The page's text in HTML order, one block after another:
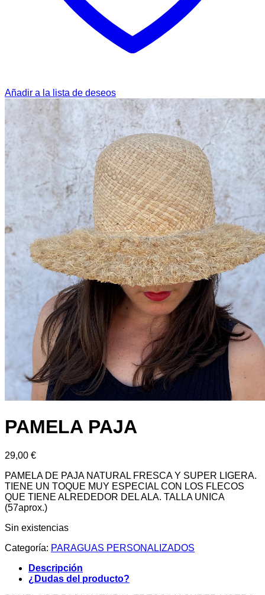
Añadir a la lista de deseos
PAMELA PAJA
29,00 €
PAMELA DE PAJA NATURAL FRESCA Y SUPER LIGERA.
TIENE UN TOQUE MUY ESPECIAL CON LOS FLECOS
QUE TIENE ALREDEDOR DEL ALA. TALLA UNICA
(57aprox.)
Sin existencias
Categoría: PARAGUAS PERSONALIZADOS
Descripción
¿Dudas del producto?